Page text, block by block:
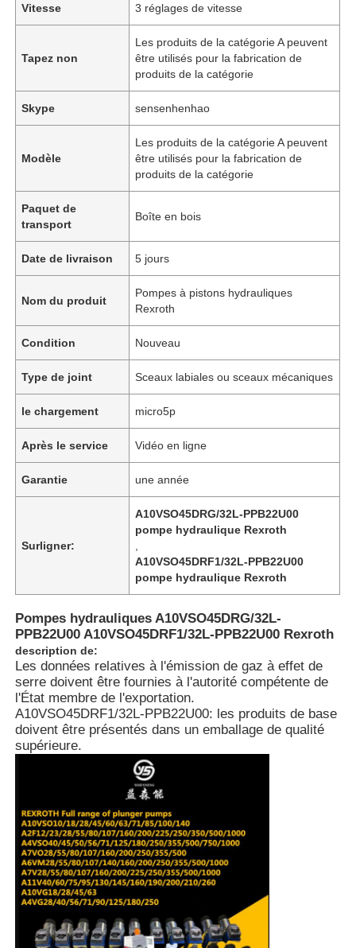
Vidéos
À propos de nous
Visite de l'usine
Contrôle de qualité
Nous contacter
Nouvelles
Les affaires
Vitesse 3 réglages de vitesse
Tapez non
Les produits de la catégorie A peuvent
être utilisés pour la fabrication de
produits de la catégorie
Skype sensenhenhao
Modèle
Les produits de la catégorie A peuvent
être utilisés pour la fabrication de
produits de la catégorie
Paquet de
transport
Boîte en bois
Date de livraison 5 jours
Nom du produit
Pompes à pistons hydrauliques
Rexroth
Condition Nouveau
Type de joint Sceaux labiales ou sceaux mécaniques
le chargement micro5p
Après le service Vidéo en ligne
Garantie une année
Surligner:
A10VSO45DRG/32L-PPB22U00
pompe hydraulique Rexroth
A10VSO45DRF1/32L-PPB22U00
pompe hydraulique Rexroth
Pompes hydrauliques A10VSO45DRG/32L-
PPB22U00 A10VSO45DRF1/32L-PPB22U00 Rexroth
description de:
Les données relatives à l'émission de gaz à effet de
serre doivent être fournies à l'autorité compétente de
l'État membre de l'exportation.
A10VSO45DRF1/32L-PPB22U00: les produits de base
doivent être présentés dans un emballage de qualité
supérieure.